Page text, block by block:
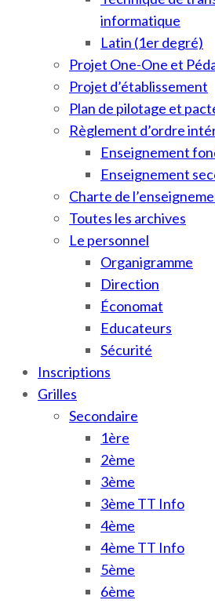
informatique
Latin (1er degré)
Projet One-One et
Projet d’établissement
Plan de pilotage et
Règlement d’ordre
Enseignement
Enseignement
Charte de
Toutes les archives
Le personnel
Organigramme
Direction
Économat
Educateurs
Sécurité
Inscriptions
Grilles
Secondaire
1ère
2ème
3ème
3ème TT Info
4ème
4ème TT Info
5ème
6ème